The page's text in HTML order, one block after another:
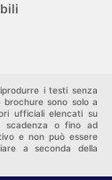
i testi senza
sono solo a
ufficiali elencati su
o fino ad
e non può essere
a seconda della